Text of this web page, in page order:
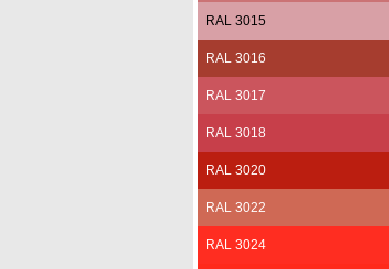
RAL 3015
RAL 3016
RAL 3017
RAL 3018
RAL 3020
RAL 3022
RAL 3024